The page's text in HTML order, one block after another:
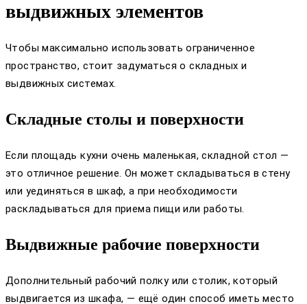
выдвижных элементов
Чтобы максимально использовать ограниченное
пространство, стоит задуматься о складных и
выдвижных системах.
Складные столы и поверхности
Если площадь кухни очень маленькая, складной стол —
это отличное решение. Он может складываться в стену
или уединяться в шкаф, а при необходимости
раскладываться для приема пищи или работы.
Выдвижные рабочие поверхности
Дополнительный рабочий полку или столик, который
выдвигается из шкафа, — ещё один способ иметь место